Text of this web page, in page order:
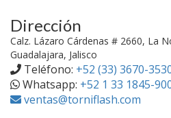
Dirección
Calz. Lázaro Cárdenas # 2660, La
Guadalajara, Jalisco
Teléfono: +52 (33) 3670-
Whatsapp: +52 1 33 1845-
ventas@torniflash.com